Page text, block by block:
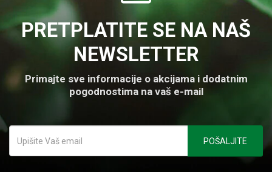
PRETPLATITE SE NA NAŠ
NEWSLETTER
Primajte sve informacije o akcijama i dodatnim
pogodnostima na vaš e-mail